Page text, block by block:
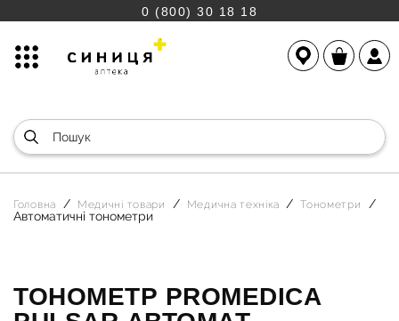
0 (800) 30 18 18
Головна Медичні товари Медична техніка Тонометри
Автоматичні тонометри
ТОНОМЕТР PROMEDICA